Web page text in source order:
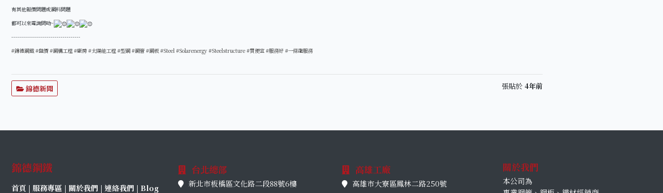
有其他報價問題或鋼料問題
都可以來電詢問呦~
-----------------------------------
#錦德鋼鐵 #盤價 #鋼構工程 #廠房 #太陽能工程 #型鋼 #鋼管 #鋼板 #Steel #Solarenergy #Steelstructure #買便宜 #服務好 #一條龍服務
錦德新聞 張貼於 4年前
錦德鋼鐵
首頁 | 服務專區 | 關於我們 |連絡我們 |Blog
台北總部
新北市板橋區文化路二段88號6樓
高雄工廠
高雄市大寮區鳳林二路250號
關於我們
本公司為